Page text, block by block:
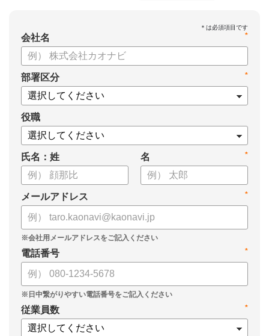
【資料の内容】
・不適切な人員配置の要因と悪影響
・データドリブンな人材配置のメリット
・導入イメージとリーダー育成への応用
*
会社名
*
部署区分
役職
氏名：姓 *
名
*
メールアドレス
*
電話番号
*
従業員数